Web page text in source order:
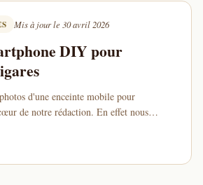
Mis à jour le 30 avril 2026
DIY pour
d'une enceinte mobile pour
de notre rédaction. En effet nous